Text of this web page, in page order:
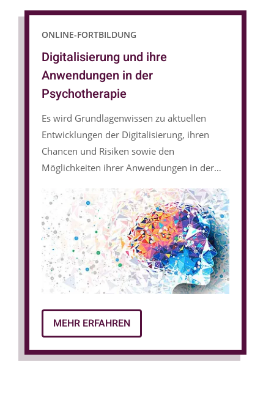
ONLINE-FORTBILDUNG
Digitalisierung und ihre
Anwendungen in der
Psychotherapie
Es wird Grundlagenwissen zu aktuellen
Entwicklungen der Digitalisierung, ihren
Chancen und Risiken sowie den
Möglichkeiten ihrer Anwendungen in der
MEHR ERFAHREN